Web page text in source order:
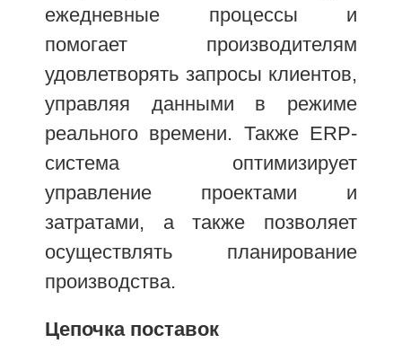
ежедневные процессы и
помогает производителям
удовлетворять запросы клиентов,
управляя данными в режиме
реального времени. Также ERP-
система оптимизирует
управление проектами и
затратами, а также позволяет
осуществлять планирование
производства.
Цепочка поставок